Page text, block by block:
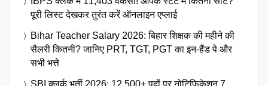
पूरी लिस्ट देखकर तुरंत करें ऑनलाइन एप्लाई
Bihar Teacher Salary 2026: बिहार शिक्षक की महीने की
सैलरी कितनी? जानिए PRT, TGT, PGT का इन-हैंड पे और
सभी भत्ते
SBI क्लर्क भर्ती 2026: 12,500+ पदों पर नोटिफिकेशन 7